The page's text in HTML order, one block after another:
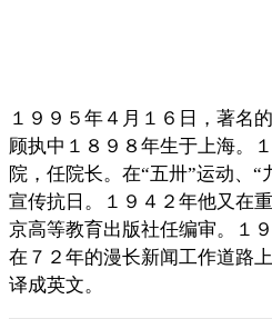
１９９５年４月１６日，著名
顾执中１８９８年生于上海。
院，任院长。在“五卅”运动、
宣传抗日。１９４２年他又在
京高等教育出版社任编审。１
在７２年的漫长新闻工作道路
译成英文。